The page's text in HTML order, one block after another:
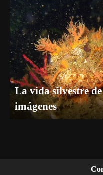
La vida silvestre
imágenes